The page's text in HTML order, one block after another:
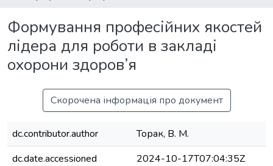
Формування професійних якостей
лідера для роботи в закладі
охорони здоров’я
Скорочена інформація про документ
dc.contributor.author
Торак, В. М.
dc.date.accessioned
2024-10-17T07:04:35Z